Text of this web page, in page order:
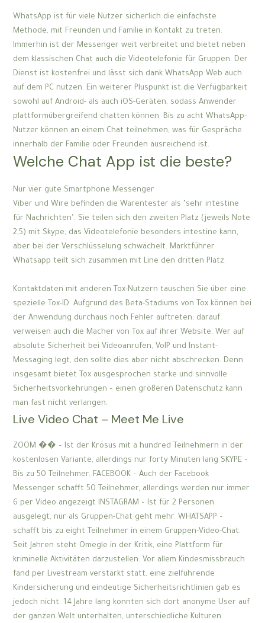
WhatsApp ist für viele Nutzer sicherlich die einfachste
Methode, mit Freunden und Familie in Kontakt zu treten.
Immerhin ist der Messenger weit verbreitet und bietet neben
dem klassischen Chat auch die Videotelefonie für Gruppen. Der
Dienst ist kostenfrei und lässt sich dank WhatsApp Web auch
auf dem PC nutzen. Ein weiterer Pluspunkt ist die Verfügbarkeit
sowohl auf Android- als auch iOS-Geräten, sodass Anwender
plattformübergreifend chatten können. Bis zu acht WhatsApp-
Nutzer können an einem Chat teilnehmen, was für Gespräche
innerhalb der Familie oder Freunden ausreichend ist.
Welche Chat App ist die beste?
Nur vier gute Smartphone Messenger
Viber und Wire befinden die Warentester als "sehr intestine
für Nachrichten". Sie teilen sich den zweiten Platz (jeweils Note
2,5) mit Skype, das Videotelefonie besonders intestine kann,
aber bei der Verschlüsselung schwächelt. Marktführer
Whatsapp teilt sich zusammen mit Line den dritten Platz.
Kontaktdaten mit anderen Tox-Nutzern tauschen Sie über eine
spezielle Tox-ID. Aufgrund des Beta-Stadiums von Tox können bei
der Anwendung durchaus noch Fehler auftreten; darauf
verweisen auch die Macher von Tox auf ihrer Website. Wer auf
absolute Sicherheit bei Videoanrufen, VoIP und Instant-
Messaging legt, den sollte dies aber nicht abschrecken. Denn
insgesamt bietet Tox ausgesprochen starke und sinnvolle
Sicherheitsvorkehrungen – einen größeren Datenschutz kann
man fast nicht verlangen.
Live Video Chat – Meet Me Live
ZOOM �� – Ist der Krösus mit a hundred Teilnehmern in der
kostenlosen Variante, allerdings nur forty Minuten lang SKYPE –
Bis zu 50 Teilnehmer. FACEBOOK – Auch der Facebook
Messenger schafft 50 Teilnehmer, allerdings werden nur immer
6 per Video angezeigt INSTAGRAM – Ist für 2 Personen
ausgelegt, nur als Gruppen-Chat geht mehr. WHATSAPP –
schafft bis zu eight Teilnehmer in einem Gruppen-Video-Chat.
Seit Jahren steht Omegle in der Kritik, eine Plattform für
kriminelle Aktivitäten darzustellen. Vor allem Kindesmissbrauch
fand per Livestream verstärkt statt, eine zielführende
Kindersicherung und eindeutige Sicherheitsrichtlinien gab es
jedoch nicht. 14 Jahre lang konnten sich dort anonyme User auf
der ganzen Welt unterhalten, unterschiedliche Kulturen